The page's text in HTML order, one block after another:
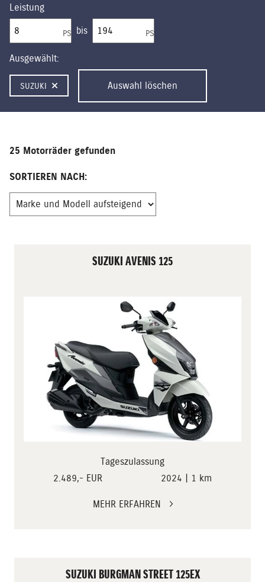
Leistung
PS bis PS
Ausgewählt:
SUZUKI Auswahl löschen
25 Motorräder gefunden
SORTIEREN NACH:
SUZUKI AVENIS 125
Tageszulassung
2.489,- EUR
2024 | 1 km
MEHR ERFAHREN
SUZUKI BURGMAN STREET 125EX